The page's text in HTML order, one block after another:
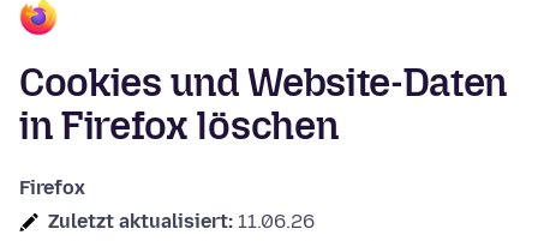
Cookies und Website-Daten
in Firefox löschen
Firefox
Zuletzt aktualisiert: 11.06.26